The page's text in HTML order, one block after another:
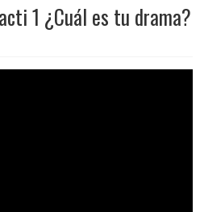
1 ¿Cuál es tu drama?